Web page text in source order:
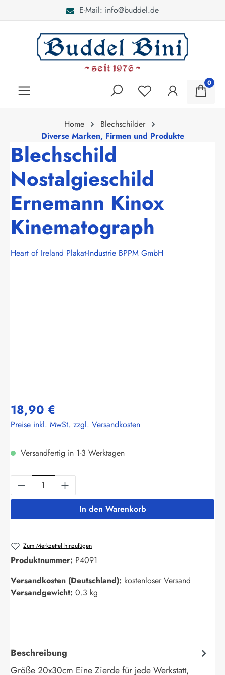
E-Mail: info@buddel.de
0
Home
Blechschilder
Diverse Marken, Firmen und Produkte
Blechschild
Nostalgieschild
Ernemann Kinox
Kinematograph
Heart of Ireland Plakat-Industrie BPPM GmbH
18,90 €
Preise inkl. MwSt. zzgl. Versandkosten
Versandfertig in 1-3 Werktagen
Produkt Anzahl: Gib den gewünschten
In den Warenkorb
Zum Merkzettel hinzufügen
Produktnummer: P4091
Versandkosten (Deutschland): kostenloser Versand
Versandgewicht: 0.3 kg
Beschreibung
Größe 20x30cm Eine Zierde für jede Werkstatt,